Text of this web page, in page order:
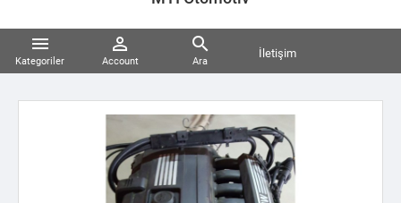

Kategoriler

Account

Ara
İletişim